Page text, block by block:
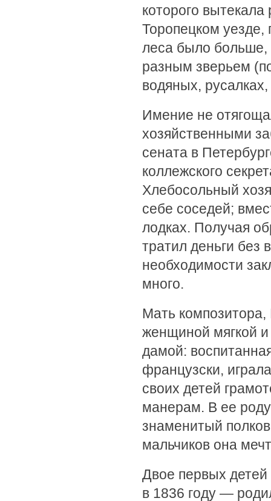
которого
Торопецком уезде,
леса было больше,
разным зверьем
водяных,
Имение не
хозяйственными
сената в
коллежского
Хлебосольный
себе соседей;
лодках. Получая
тратил деньги без
необходимости
много.
Мать
женщиной мягкой
дамой:
французски,
своих детей
манерам. В ее
знаменитый
мальчиков она
Двое первых
в 1836 году —